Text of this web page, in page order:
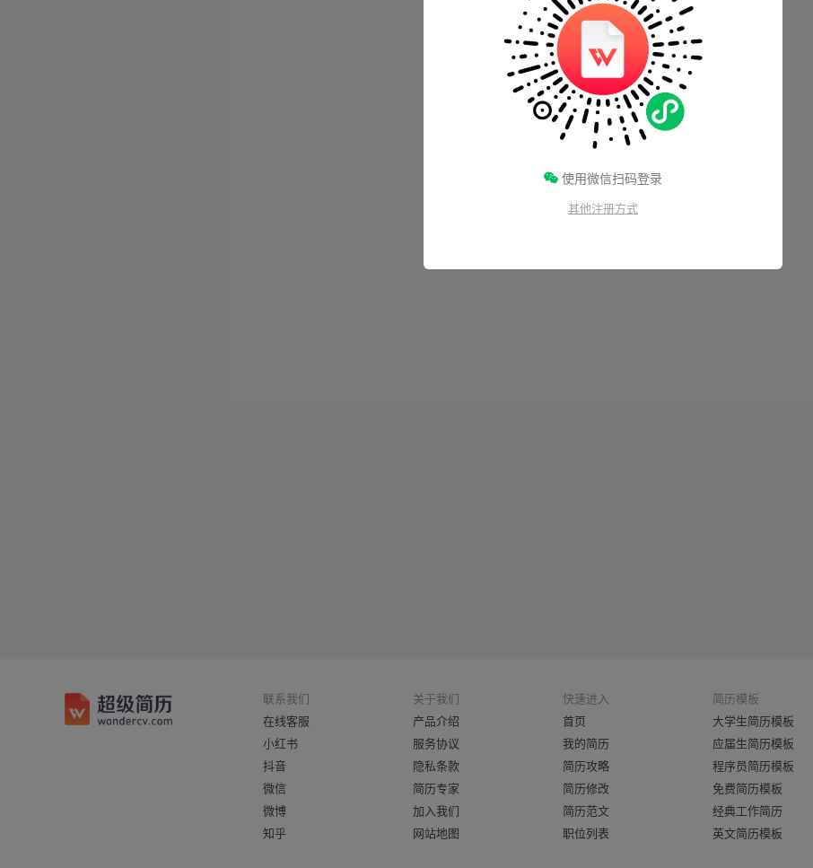
使用微信扫码登录
其他注册方式
联系我们
在线客服
小红书
抖音
微信
微博
知乎
关于我们
产品介绍
服务协议
隐私条款
简历专家
加入我们
网站地图
快速进入
首页
我的简历
简历攻略
简历修改
简历范文
职位列表
简历模板
大学生简历模板
应届生简历模板
程序员简历模板
免费简历模板
经典工作简历
英文简历模板